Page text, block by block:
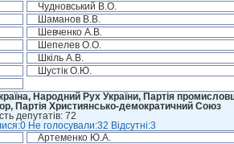
Чудновський В.О.
Шаманов В.В.
Шевченко А.В.
Шепелев О.О.
Шкіль А.В.
Шустік О.Ю.
Народний Рух України, Партія
Партія Християнсько-демократичний Союз
депутатів: 72
Не голосували:32 Відсутні:3
Артеменко Ю.А.